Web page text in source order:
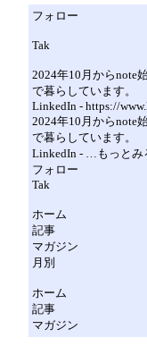
フォロー
Tak
2024年10月からnote
で暮らしています。
LinkedIn - https://
2024年10月からnote
で暮らしています。
LinkedIn - …もっとみ
フォロー
Tak
ホーム
記事
マガジン
月別
ホーム
記事
マガジン